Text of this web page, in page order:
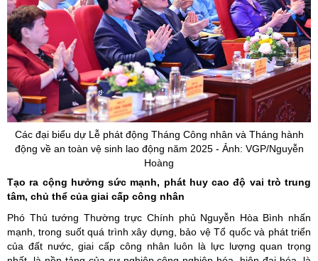
Các đại biểu dự Lễ phát động Tháng Công nhân và Tháng hành
động về an toàn vệ sinh lao động năm 2025 - Ảnh: VGP/Nguyễn
Hoàng
Tạo ra cộng hưởng sức mạnh, phát huy cao độ vai trò trung
tâm, chủ thể của giai cấp công nhân
Phó Thủ tướng Thường trực Chính phủ Nguyễn Hòa Bình nhấn
mạnh, trong suốt quá trình xây dựng, bảo vệ Tổ quốc và phát triển
của đất nước, giai cấp công nhân luôn là lực lượng quan trọng